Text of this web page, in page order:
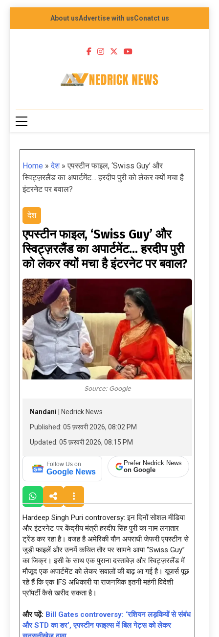
About usAdvertise with usConatct us
NEDRICK NEWS
Home »देश»एपस्टीन फाइल, ‘Swiss Guy’ और
स्विट्ज़रलैंड का अपार्टमेंट… हरदीप पुरी को लेकर क्यों मचा है
इंटरनेट पर बवाल?
देश
एपस्टीन फाइल, ‘Swiss Guy’ और
स्विट्ज़रलैंड का अपार्टमेंट… हरदीप पुरी
को लेकर क्यों मचा है इंटरनेट पर बवाल?
Source: Google
Nandani | Nedrick News
Published: 05 फ़रवरी 2026, 08:02 PM
Updated: 05 फ़रवरी 2026, 08:15 PM
Follow Us on
Google News
Prefer Nedrick News
on Google
Hardeep Singh Puri controversy: इन दिनों सोशल मीडिया
और इंटरनेट पर केंद्रीय मंत्री हरदीप सिंह पुरी का नाम लगातार
ट्रेंड कर रहा है। वजह है अमेरिकी यौन अपराधी जेफरी एपस्टीन से
जुड़ी फाइलें और उनमें कथित तौर पर सामने आया “Swiss Guy”
का जिक्र। इसी के साथ एक पुराना दस्तावेज़ और स्विट्ज़रलैंड में
मौजूद एक अपार्टमेंट को लेकर सवालों की बाढ़ आ गई है। यूज़र्स पूछ
रहे हैं कि एक IFS अधिकारी या राजनयिक इतनी महंगी विदेशी
प्रॉपर्टी कैसे खरीद सकता है।
और पढ़ें: Bill Gates controversy: ‘रशियन लड़कियों से संबंध
और STD का डर’, एपस्टीन फाइल्स में बिल गेट्स को लेकर